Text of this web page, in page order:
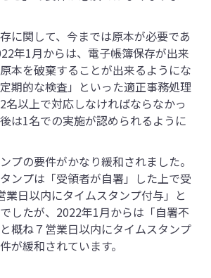
に関して、今までは原本が必要であ
年1月からは、電子帳簿保存が出来
本を破棄することが出来るようにな
期的な検査」といった適正事務処理
名以上で対応しなければならなかっ
は1名での実施が認められるように
プの要件がかなり緩和されました。
ンプは「受領者が自署」した上で受
業日以内にタイムスタンプ付与」と
したが、2022年1月からは「自署不
概ね７営業日以内にタイムスタンプ
が緩和されています。